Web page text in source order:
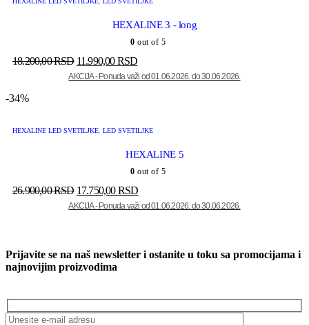
HEXALINE 3 - long
0 out of 5
18.200,00RSD 11.990,00RSD
-34%
HEXALINE LED SVETILJKE LED SVETILJKE
HEXALINE 5
0 out of 5
26.900,00RSD 17.750,00RSD
Prijavite se na naš newsletter i ostanite u toku sa promocijama i
najnovijim proizvodima